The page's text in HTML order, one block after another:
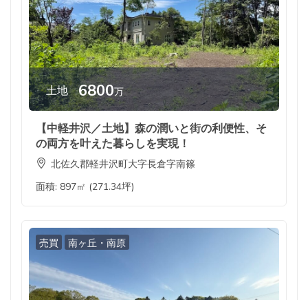
土地 6800万
【中軽井沢／土地】森の潤いと街の利便性、そ
の両方を叶えた暮らしを実現！
北佐久郡軽井沢町大字長倉字南篠
面積: 897㎡ (271.34坪)
売買 南ヶ丘・南原